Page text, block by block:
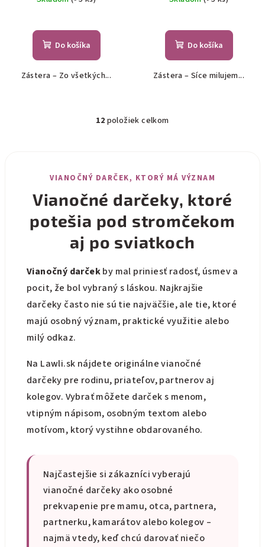
Do košíka
Zástera – Zo všetkých...
Do košíka
Zástera – Síce milujem...
O
d
a
c
i
e
p
v
k
y
v
i
s
u
12 položiek celkom
VIANOČNÝ DARČEK, KTORÝ MÁ VÝZNAM
Vianočné darčeky, ktoré
potešia pod stromčekom
aj po sviatkoch
Vianočný darčekby mal priniesť radosť, úsmev a
pocit, že bol vybraný s láskou. Najkrajšie
darčeky často nie sú tie najväčšie, ale tie, ktoré
majú osobný význam, praktické využitie alebo
milý odkaz.
Na Lawli.sk nájdete originálne vianočné
darčeky pre rodinu, priateľov, partnerov aj
kolegov. Vybrať môžete darček s menom,
vtipným nápisom, osobným textom alebo
motívom, ktorý vystihne obdarovaného.
Najčastejšie si zákazníci vyberajú
vianočné darčeky ako osobné
prekvapenie pre mamu, otca, partnera,
partnerku, kamarátov alebo kolegov –
najmä vtedy, keď chcú darovať niečo